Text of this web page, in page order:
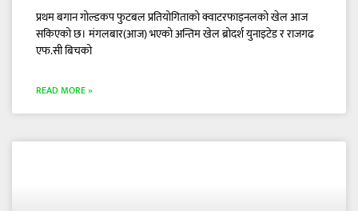
प्रथम बगान गोल्डकप फुटबल प्रतियोगिताको क्वाटरफाइनलको खेल आज
सकिएको छ। मंगलबार(आज) भएको अन्तिम खेल ब्रोदर्श युनाइटेड र राजगढ
एफ.सी बिचको
READ MORE »